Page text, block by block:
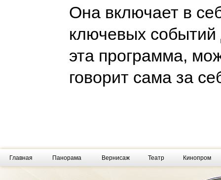
Она включает в
ключевых
эта программа,
говорит сама за
Главная Панорама Вернисаж Театр Кинопром